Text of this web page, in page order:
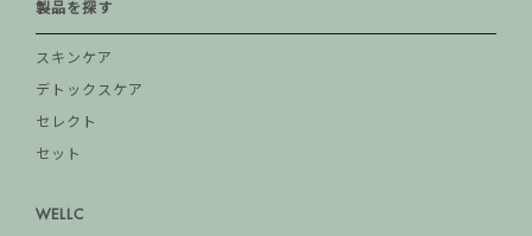
製品を探す
スキンケア
デトックスケア
セレクト
セット
WELLC